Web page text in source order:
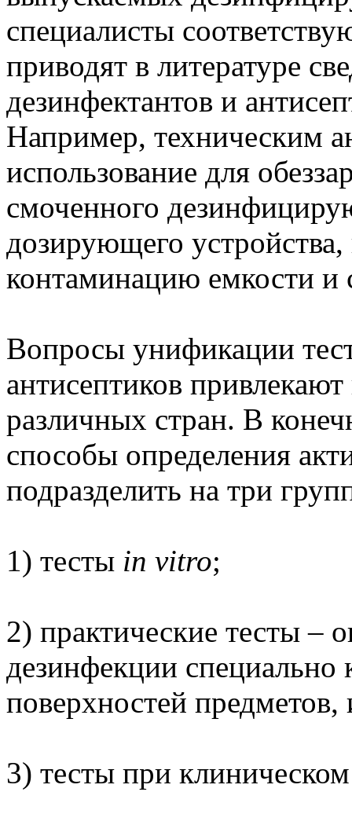
специалисты
приводят в литературе
дезинфектантов и
Например, техническим
использование для
смоченного
дозирующего
контаминацию емкости и
Вопросы унификации
антисептиков
различных стран. В
способы определения
подразделить на три
1) тесты in vitro;
2) практические тесты –
дезинфекции
поверхностей
3) тесты при